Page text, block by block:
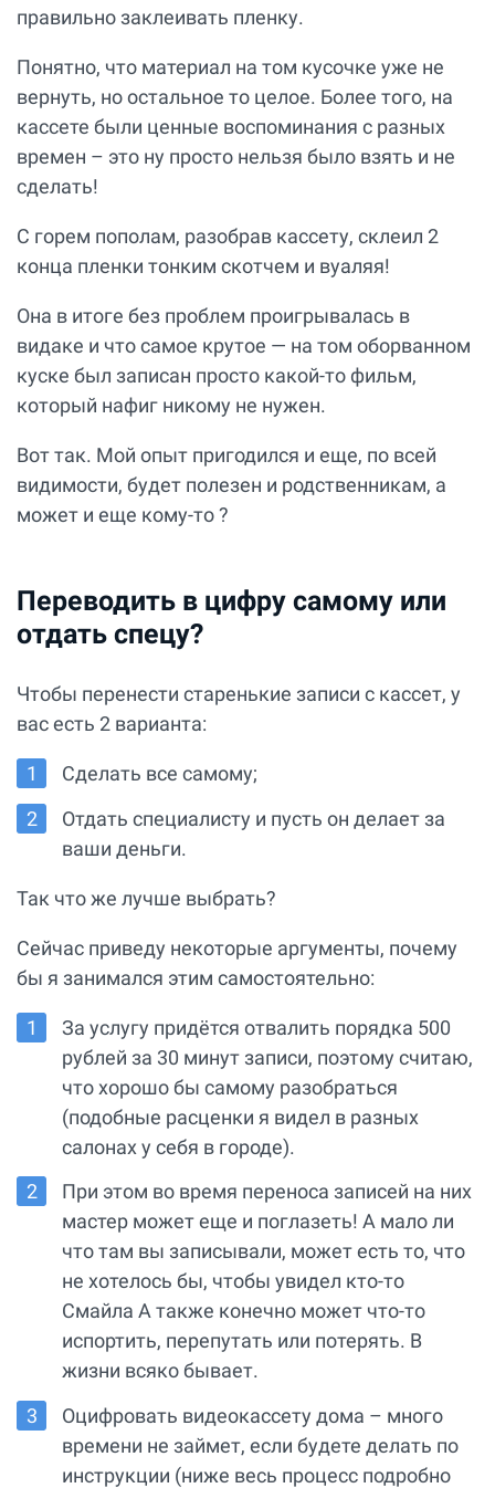
правильно заклеивать пленку.
Понятно, что материал на том кусочке уже не
вернуть, но остальное то целое. Более того, на
кассете были ценные воспоминания с разных
времен – это ну просто нельзя было взять и не
сделать!
С горем пополам, разобрав кассету, склеил 2
конца пленки тонким скотчем и вуаляя!
Она в итоге без проблем проигрывалась в
видаке и что самое крутое — на том оборванном
куске был записан просто какой-то фильм,
который нафиг никому не нужен.
Вот так. Мой опыт пригодился и еще, по всей
видимости, будет полезен и родственникам, а
может и еще кому-то ?
Переводить в цифру самому или
отдать спецу?
Чтобы перенести старенькие записи с кассет, у
вас есть 2 варианта:
Сделать все самому;
Отдать специалисту и пусть он делает за
ваши деньги.
Так что же лучше выбрать?
Сейчас приведу некоторые аргументы, почему
бы я занимался этим самостоятельно:
За услугу придётся отвалить порядка 500
рублей за 30 минут записи, поэтому считаю,
что хорошо бы самому разобраться
(подобные расценки я видел в разных
салонах у себя в городе).
При этом во время переноса записей на них
мастер может еще и поглазеть! А мало ли
что там вы записывали, может есть то, что
не хотелось бы, чтобы увидел кто-то
Смайла А также конечно может что-то
испортить, перепутать или потерять. В
жизни всяко бывает.
Оцифровать видеокассету дома – много
времени не займет, если будете делать по
инструкции (ниже весь процесс подробно